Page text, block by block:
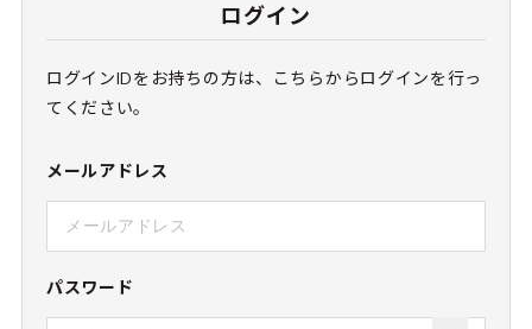
ログイン
ログインIDをお持ちの方は、こちらからログインを行っ
てください。
メールアドレス
パスワード